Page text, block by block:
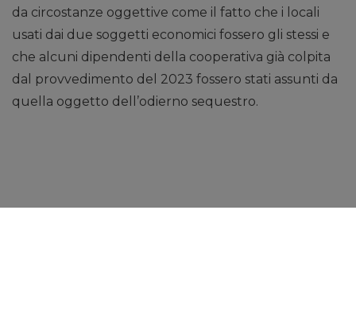
da circostanze oggettive come il fatto che i locali
usati dai due soggetti economici fossero gli stessi e
che alcuni dipendenti della cooperativa già colpita
dal provvedimento del 2023 fossero stati assunti da
quella oggetto dell’odierno sequestro.